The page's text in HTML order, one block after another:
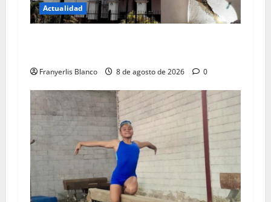
Actualidad
Franyerlis Blanco 8 de agosto de 2026 0